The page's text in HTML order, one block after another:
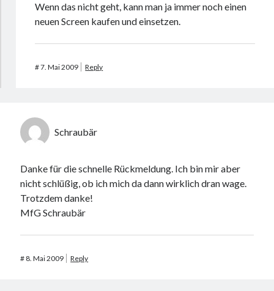
Wenn das nicht geht, kann man ja immer noch einen
neuen Screen kaufen und einsetzen.
#7. Mai 2009 Reply
Schraubär
Danke für die schnelle Rückmeldung. Ich bin mir aber
nicht schlüßig, ob ich mich da dann wirklich dran wage.
Trotzdem danke!
MfG Schraubär
# 8. Mai 2009 Reply